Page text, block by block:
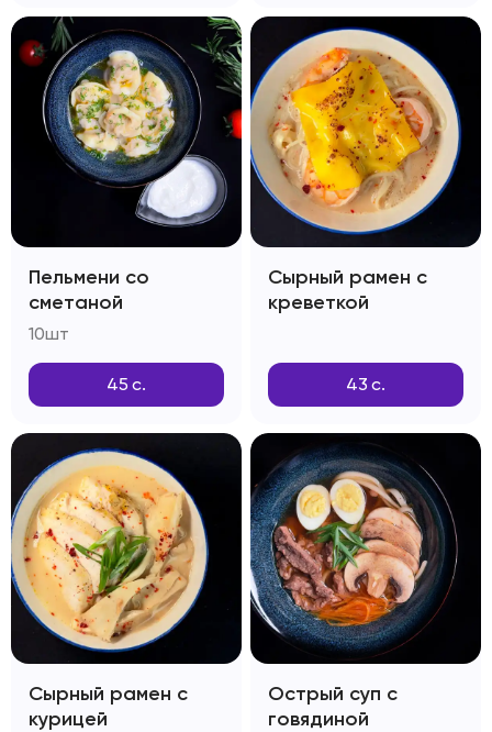
Пельмени со
сметаной
10шт
45 с.
Сырный рамен с
креветкой
43 с.
Сырный рамен с
курицей
Острый суп с
говядиной